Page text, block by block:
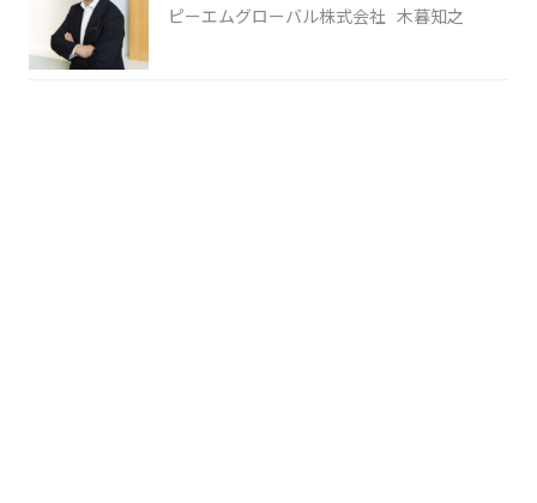
ピーエムグローバル株式会社 木暮知之